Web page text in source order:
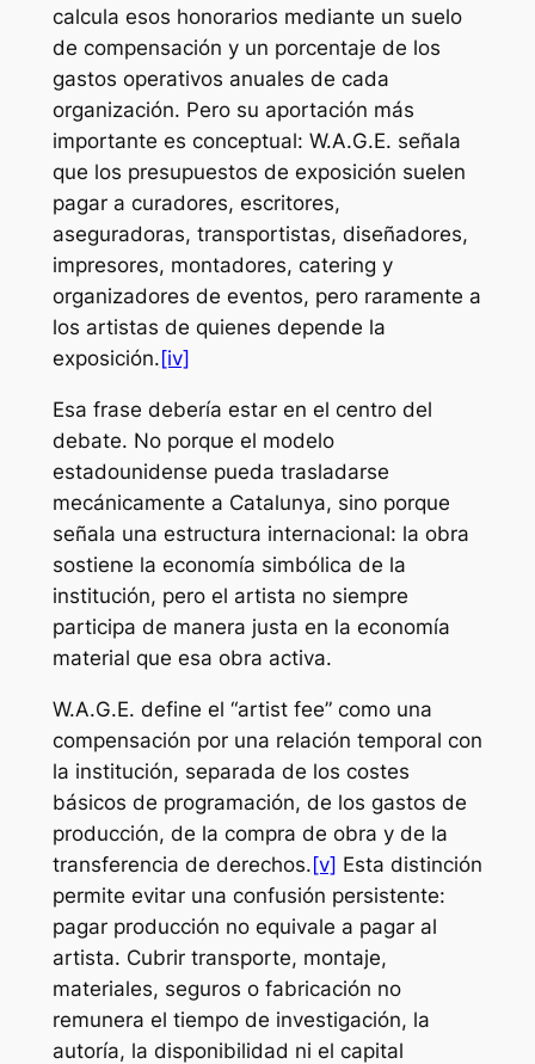
calcula esos honorarios mediante un suelo
de compensación y un porcentaje de los
gastos operativos anuales de cada
organización. Pero su aportación más
importante es conceptual: W.A.G.E. señala
que los presupuestos de exposición suelen
pagar a curadores, escritores,
aseguradoras, transportistas, diseñadores,
impresores, montadores, catering y
organizadores de eventos, pero raramente a
los artistas de quienes depende la
exposición.[iv]
Esa frase debería estar en el centro del
debate. No porque el modelo
estadounidense pueda trasladarse
mecánicamente a Catalunya, sino porque
señala una estructura internacional: la obra
sostiene la economía simbólica de la
institución, pero el artista no siempre
participa de manera justa en la economía
material que esa obra activa.
W.A.G.E. define el “artist fee” como una
compensación por una relación temporal con
la institución, separada de los costes
básicos de programación, de los gastos de
producción, de la compra de obra y de la
transferencia de derechos.[v] Esta distinción
permite evitar una confusión persistente:
pagar producción no equivale a pagar al
artista. Cubrir transporte, montaje,
materiales, seguros o fabricación no
remunera el tiempo de investigación, la
autoría, la disponibilidad ni el capital